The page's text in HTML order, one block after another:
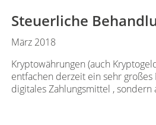
Steuerliche
März 2018
Kryptowährungen (auch
entfachen derzeit ein sehr
digitales Zahlungsmittel , sondern